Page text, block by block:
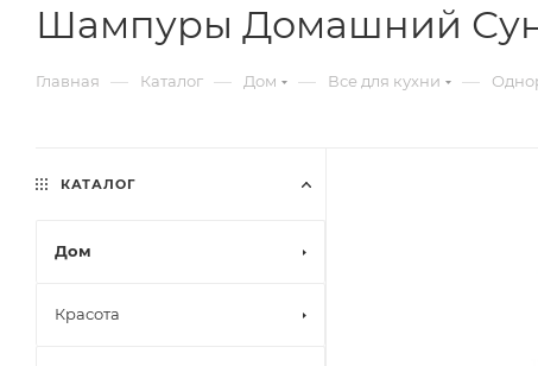
Шампуры Домашний
Главная — Каталог — Дом — Все для кухни —
КАТАЛОГ
Дом
Красота